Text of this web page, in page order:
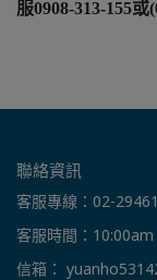
服0908-313-155
聯絡資訊
客服專線：02-
客服時間：
信箱：